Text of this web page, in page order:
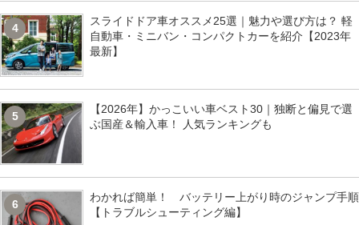
4
スライドドア車オススメ25選｜魅力や選び方は？ 軽
自動車・ミニバン・コンパクトカーを紹介【2023年
最新】
5
【2026年】かっこいい車ベスト30｜独断と偏見で選
ぶ国産＆輸入車！ 人気ランキングも
6
わかれば簡単！ バッテリー上がり時のジャンプ手順
【トラブルシューティング編】